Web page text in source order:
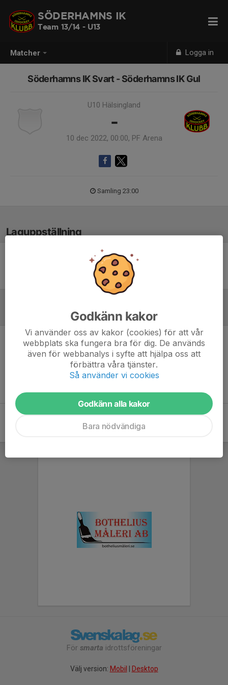
Matcher Logga in
SÖDERHAMNS IK
Team 13/14 - U13
Söderhamns IK Svart - Söderhamns IK Gul
U10 Hälsingland
-
10 dec 2022, 00:00, PF Arena
Samling 23:00
Laguppställning
Ingen uppställning ifylld
Inget referat skrivet
För smarta idrottsföreningar
Välj version: Mobil Desktop
Godkänn kakor
Vi använder oss av kakor (cookies) för att vår
webbplats ska fungera bra för dig. De används
även för webbanalys i syfte att hjälpa oss att
förbättra våra tjänster.
Så använder vi cookies
Godkänn alla kakor
Bara nödvändiga